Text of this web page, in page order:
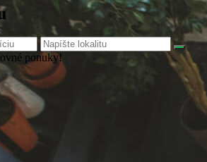
ponuky!